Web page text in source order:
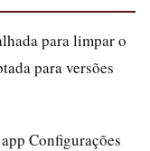
para limpar o
para versões
Configurações